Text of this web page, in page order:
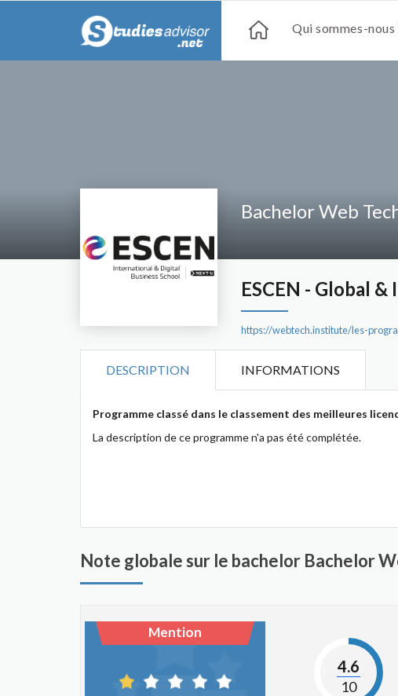
Qui sommes-nous
Bachelor Web
ESCEN - Global
https://webtech.institute/les-
DESCRIPTION INFORMATIONS
Programme classé dans le classement des meilleures
La description de ce programme n'a pas été complétée.
Note globale sur le bachelor Bachelor
Mention
4.6
10